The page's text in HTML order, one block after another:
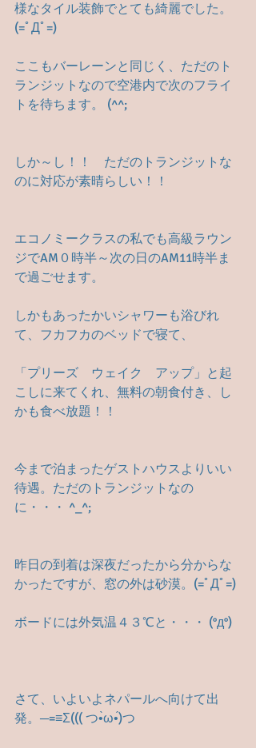
様なタイル装飾でとても綺麗でした。
(=ﾟДﾟ=)
ここもバーレーンと同じく、ただのト
ランジットなので空港内で次のフライ
トを待ちます。 (^^;
しか～し！！　ただのトランジットな
のに対応が素晴らしい！！
エコノミークラスの私でも高級ラウン
ジでAM０時半～次の日のAM11時半ま
で過ごせます。
しかもあったかいシャワーも浴びれ
て、フカフカのベッドで寝て、
「プリーズ　ウェイク　アップ」と起
こしに来てくれ、無料の朝食付き、し
かも食べ放題！！
今まで泊まったゲストハウスよりいい
待遇。ただのトランジットなの
に・・・ ^_^;
昨日の到着は深夜だったから分からな
かったですが、窓の外は砂漠。(=ﾟДﾟ=)
ボードには外気温４３℃と・・・ (°д°)
さて、いよいよネパールへ向けて出
発。─=≡Σ((( つ•̀ω•́)つ